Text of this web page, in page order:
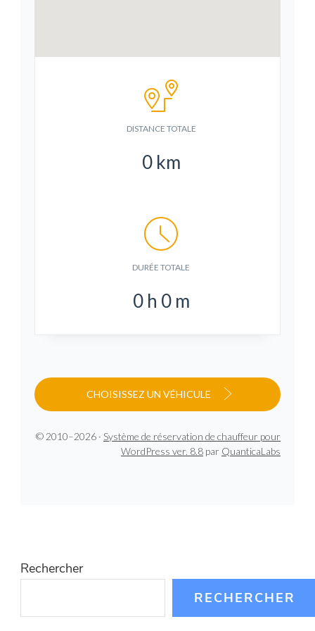
DISTANCE TOTALE
0 km
DURÉE TOTALE
0 h 0 m
CHOISISSEZ UN VÉHICULE
© 2010–2026 · Système de réservation de chauffeur pour
WordPress ver. 8.8 par QuanticaLabs
Rechercher
RECHERCHER